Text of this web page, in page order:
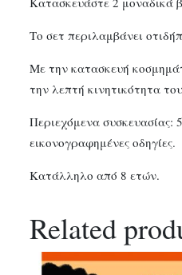
Το σετ περιλαμβάνει
Με την κατασκευή
την λεπτή κινητικότητα
Περιεχόμενα συσκευασίας:
εικονογραφημένες οδηγίες.
Κατάλληλο από 8 ετών.
Related